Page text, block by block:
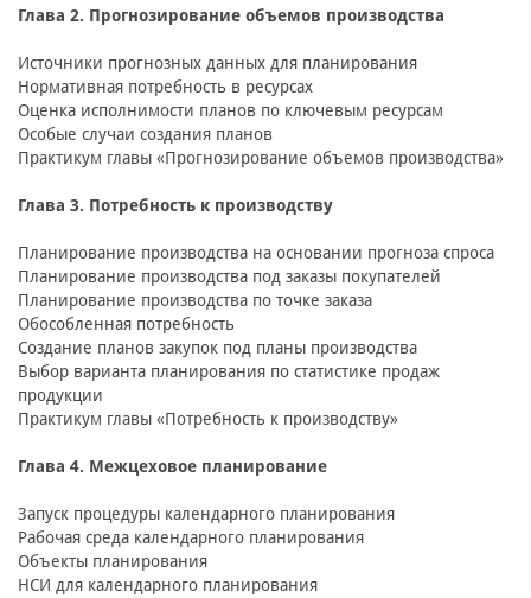
Глава 2. Прогнозирование объемов производства
Источники прогнозных данных для планирования
Нормативная потребность в ресурсах
Оценка исполнимости планов по ключевым ресурсам
Особые случаи создания планов
Практикум главы «Прогнозирование объемов производства»
Глава 3. Потребность к производству
Планирование производства на основании прогноза спроса
Планирование производства под заказы покупателей
Планирование производства по точке заказа
Обособленная потребность
Создание планов закупок под планы производства
Выбор варианта планирования по статистике продаж
продукции
Практикум главы «Потребность к производству»
Глава 4. Межцеховое планирование
Запуск процедуры календарного планирования
Рабочая среда календарного планирования
Объекты планирования
НСИ для календарного планирования